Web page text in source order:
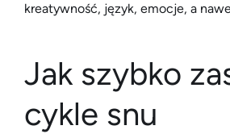
kreatywność, język, emocje, a
Jak szybko
cykle snu